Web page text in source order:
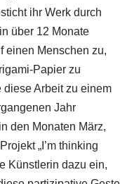
ihr Werk durch
über 12 Monate
einen Menschen zu,
Papier zu
Arbeit zu einem
Jahr
den Monaten März,
„I’m thinking
Künstlerin dazu ein,